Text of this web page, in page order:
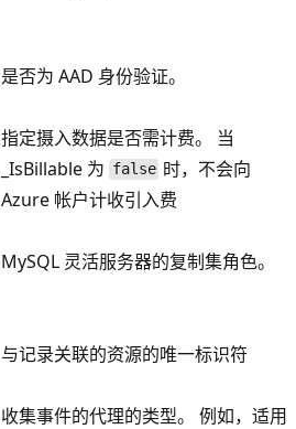
是否为 AAD 身份验证。
指定摄入数据是否需计费。 当
_IsBillable 为 false 时，不会向
Azure 帐户计收引入费
MySQL 灵活服务器的复制集角色。
与记录关联的资源的唯一标识符
收集事件的代理的类型。 例如，适用